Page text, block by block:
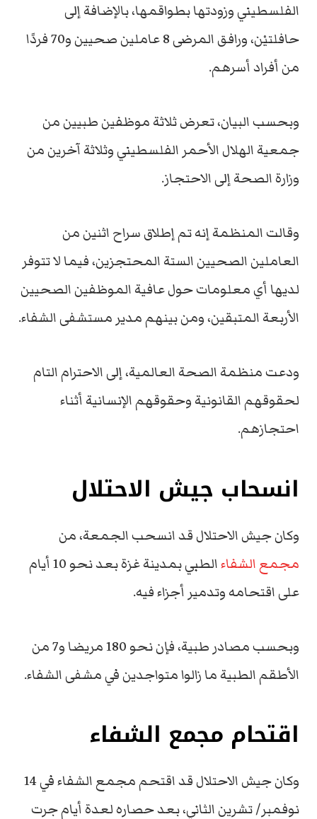
الفلسطيني وزودتها بطواقمها، بالإضافة إلى
حافلتيْن، ورافق المرضى 8 عاملين صحيين و70 فردًا
من أفراد أسرهم.
وبحسب البيان، تعرض ثلاثة موظفين طبيين من
جمعية الهلال الأحمر الفلسطيني وثلاثة آخرين من
وزارة الصحة إلى الاحتجاز.
وقالت المنظمة إنه تم إطلاق سراح اثنين من
العاملين الصحيين الستة المحتجزين، فيما لا تتوفر
لديها أي معلومات حول عافية الموظفين الصحيين
الأربعة المتبقين، ومن بينهم مدير مستشفى الشفاء.
ودعت منظمة الصحة العالمية، إلى الاحترام التام
لحقوقهم القانونية وحقوقهم الإنسانية أثناء
احتجازهم.
انسحاب جيش الاحتلال
وكان جيش الاحتلال قد انسحب الجمعة، من
مجمع الشفاء
الطبي بمدينة غزة بعد نحو 10 أيام
على اقتحامه وتدمير أجزاء فيه.
وبحسب مصادر طبية، فإن نحو 180 مريضا و7 من
الأطقم الطبية ما زالوا متواجدين في مشفى الشفاء.
اقتحام مجمع الشفاء
وكان جيش الاحتلال قد اقتحم مجمع الشفاء في 14
نوفمبر/ تشرين الثاني، بعد حصاره لعدة أيام جرت